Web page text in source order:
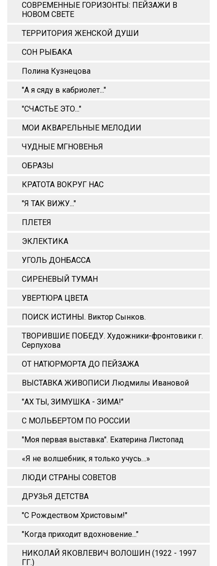
СОВРЕМЕННЫЕ ГОРИЗОНТЫ: ПЕЙЗАЖИ В
НОВОМ СВЕТЕ
ТЕРРИТОРИЯ ЖЕНСКОЙ ДУШИ
СОН РЫБАКА
Полина Кузнецова
"А я сяду в кабриолет..."
"СЧАСТЬЕ ЭТО..."
МОИ АКВАРЕЛЬНЫЕ МЕЛОДИИ
ЧУДНЫЕ МГНОВЕНЬЯ
ОБРАЗЫ
КРАТОТА ВОКРУГ НАС
"Я ТАК ВИЖУ..."
ПЛЕТЕЯ
ЭКЛЕКТИКА
УГОЛЬ ДОНБАССА
СИРЕНЕВЫЙ ТУМАН
УВЕРТЮРА ЦВЕТА
ПОИСК ИСТИНЫ. Виктор Сынков.
ТВОРИВШИЕ ПОБЕДУ. Художники-фронтовики г.
Серпухова
ОТ НАТЮРМОРТА ДО ПЕЙЗАЖА
ВЫСТАВКА ЖИВОПИСИ Людмилы Ивановой
"АХ ТЫ, ЗИМУШКА - ЗИМА!"
С МОЛЬБЕРТОМ ПО РОССИИ
"Моя первая выставка". Екатерина Листопад
«Я не волшебник, я только учусь…»
ЛЮДИ СТРАНЫ СОВЕТОВ
ДРУЗЬЯ ДЕТСТВА
"С Рождеством Христовым!"
"Когда приходит вдохновение..."
НИКОЛАЙ ЯКОВЛЕВИЧ ВОЛОШИН (1922 - 1997
ГГ.)